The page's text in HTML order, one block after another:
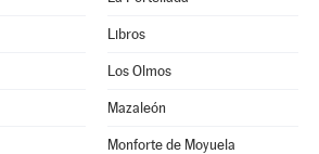
Libros
Los Olmos
Mazaleón
Monforte de Moyuela